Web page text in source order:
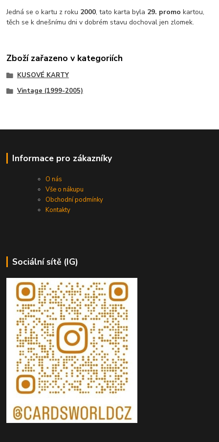
Jedná se o kartu z roku 2000, tato karta byla 29. promo kartou,
těch se k dnešnímu dni v dobrém stavu dochoval jen zlomek.
Zboží zařazeno v kategoriích
KUSOVÉ KARTY
Vintage (1999-2005)
Informace pro zákazníky
O nás
Vše o nákupu
Obchodní podmínky
Kontakty
Sociální sítě (IG)